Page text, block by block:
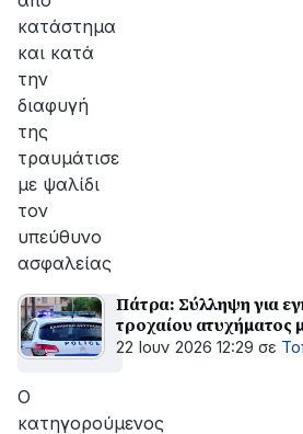
κατάστημα
και κατά
την
διαφυγή
της
τραυμάτισε
με ψαλίδι
τον
υπεύθυνο
ασφαλείας
Πάτρα: Σύλληψη για
τροχαίου ατυχήματος
22 Ιουν 2026 12:29 σε
O
κατηγορούμενος